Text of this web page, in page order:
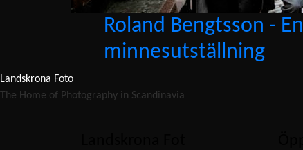
Roland Bengtsson - En
minnesutställning
Landskrona Foto
The Home of Photography in Scandinavia